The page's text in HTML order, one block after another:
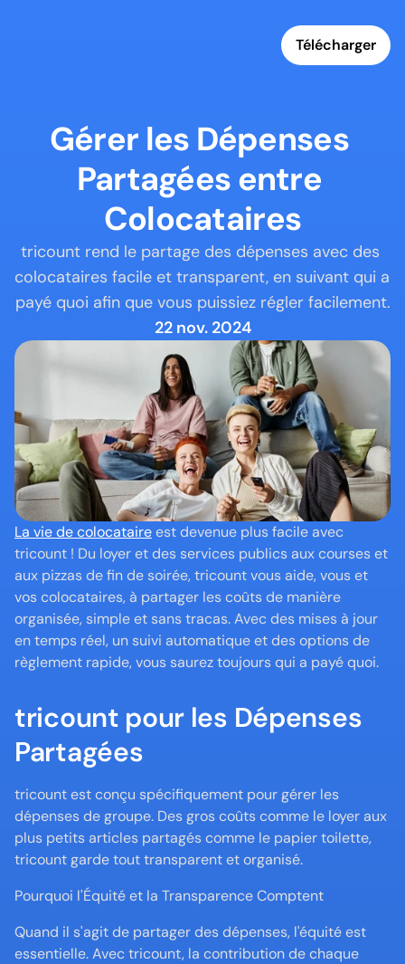
Télécharger
Gérer les Dépenses
Partagées entre
Colocataires
tricount rend le partage des dépenses avec des
colocataires facile et transparent, en suivant qui a
payé quoi afin que vous puissiez régler facilement.
22 nov. 2024
La vie de colocataire est devenue plus facile avec
tricount ! Du loyer et des services publics aux courses et
aux pizzas de fin de soirée, tricount vous aide, vous et
vos colocataires, à partager les coûts de manière
organisée, simple et sans tracas. Avec des mises à jour
en temps réel, un suivi automatique et des options de
règlement rapide, vous saurez toujours qui a payé quoi.
tricount pour les Dépenses
Partagées
tricount est conçu spécifiquement pour gérer les
dépenses de groupe. Des gros coûts comme le loyer aux
plus petits articles partagés comme le papier toilette,
tricount garde tout transparent et organisé.
Pourquoi l'Équité et la Transparence Comptent
Quand il s'agit de partager des dépenses, l'équité est
essentielle. Avec tricount, la contribution de chaque